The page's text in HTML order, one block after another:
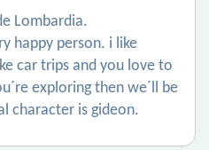
Lombardia.
happy person. i like
car trips and you love to
exploring then we´ll be
character is gideon.